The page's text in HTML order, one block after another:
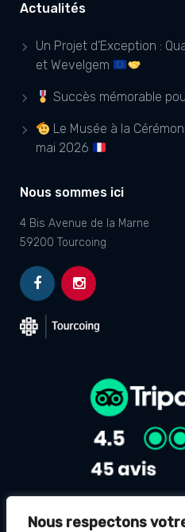
Nous respectons
Actualités
Un Projet d’Exception :
et Wevelgem
Succès mémorable
Le Musée à la
mai 2026
Nous sommes ici
4 Bis Avenue de la Marne
59200 Tourcoing
Avis